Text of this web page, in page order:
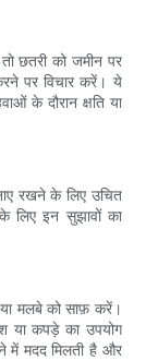
छतरी को जमीन पर
पर विचार करें। ये
के दौरान क्षति या
रखने के लिए उचित
लिए इन सुझावों का
या मलबे को साफ़ करें।
या कपड़े का उपयोग
में मदद मिलती है और